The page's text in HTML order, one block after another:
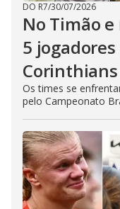
DO R7/30/07/2026
No Timão
5
Os times se
pelo Campeonato